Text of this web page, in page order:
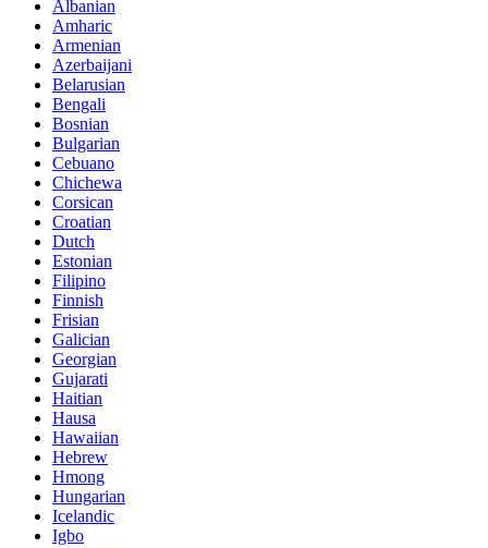
Albanian
Amharic
Armenian
Azerbaijani
Belarusian
Bengali
Bosnian
Bulgarian
Cebuano
Chichewa
Corsican
Croatian
Dutch
Estonian
Filipino
Finnish
Frisian
Galician
Georgian
Gujarati
Haitian
Hausa
Hawaiian
Hebrew
Hmong
Hungarian
Icelandic
Igbo